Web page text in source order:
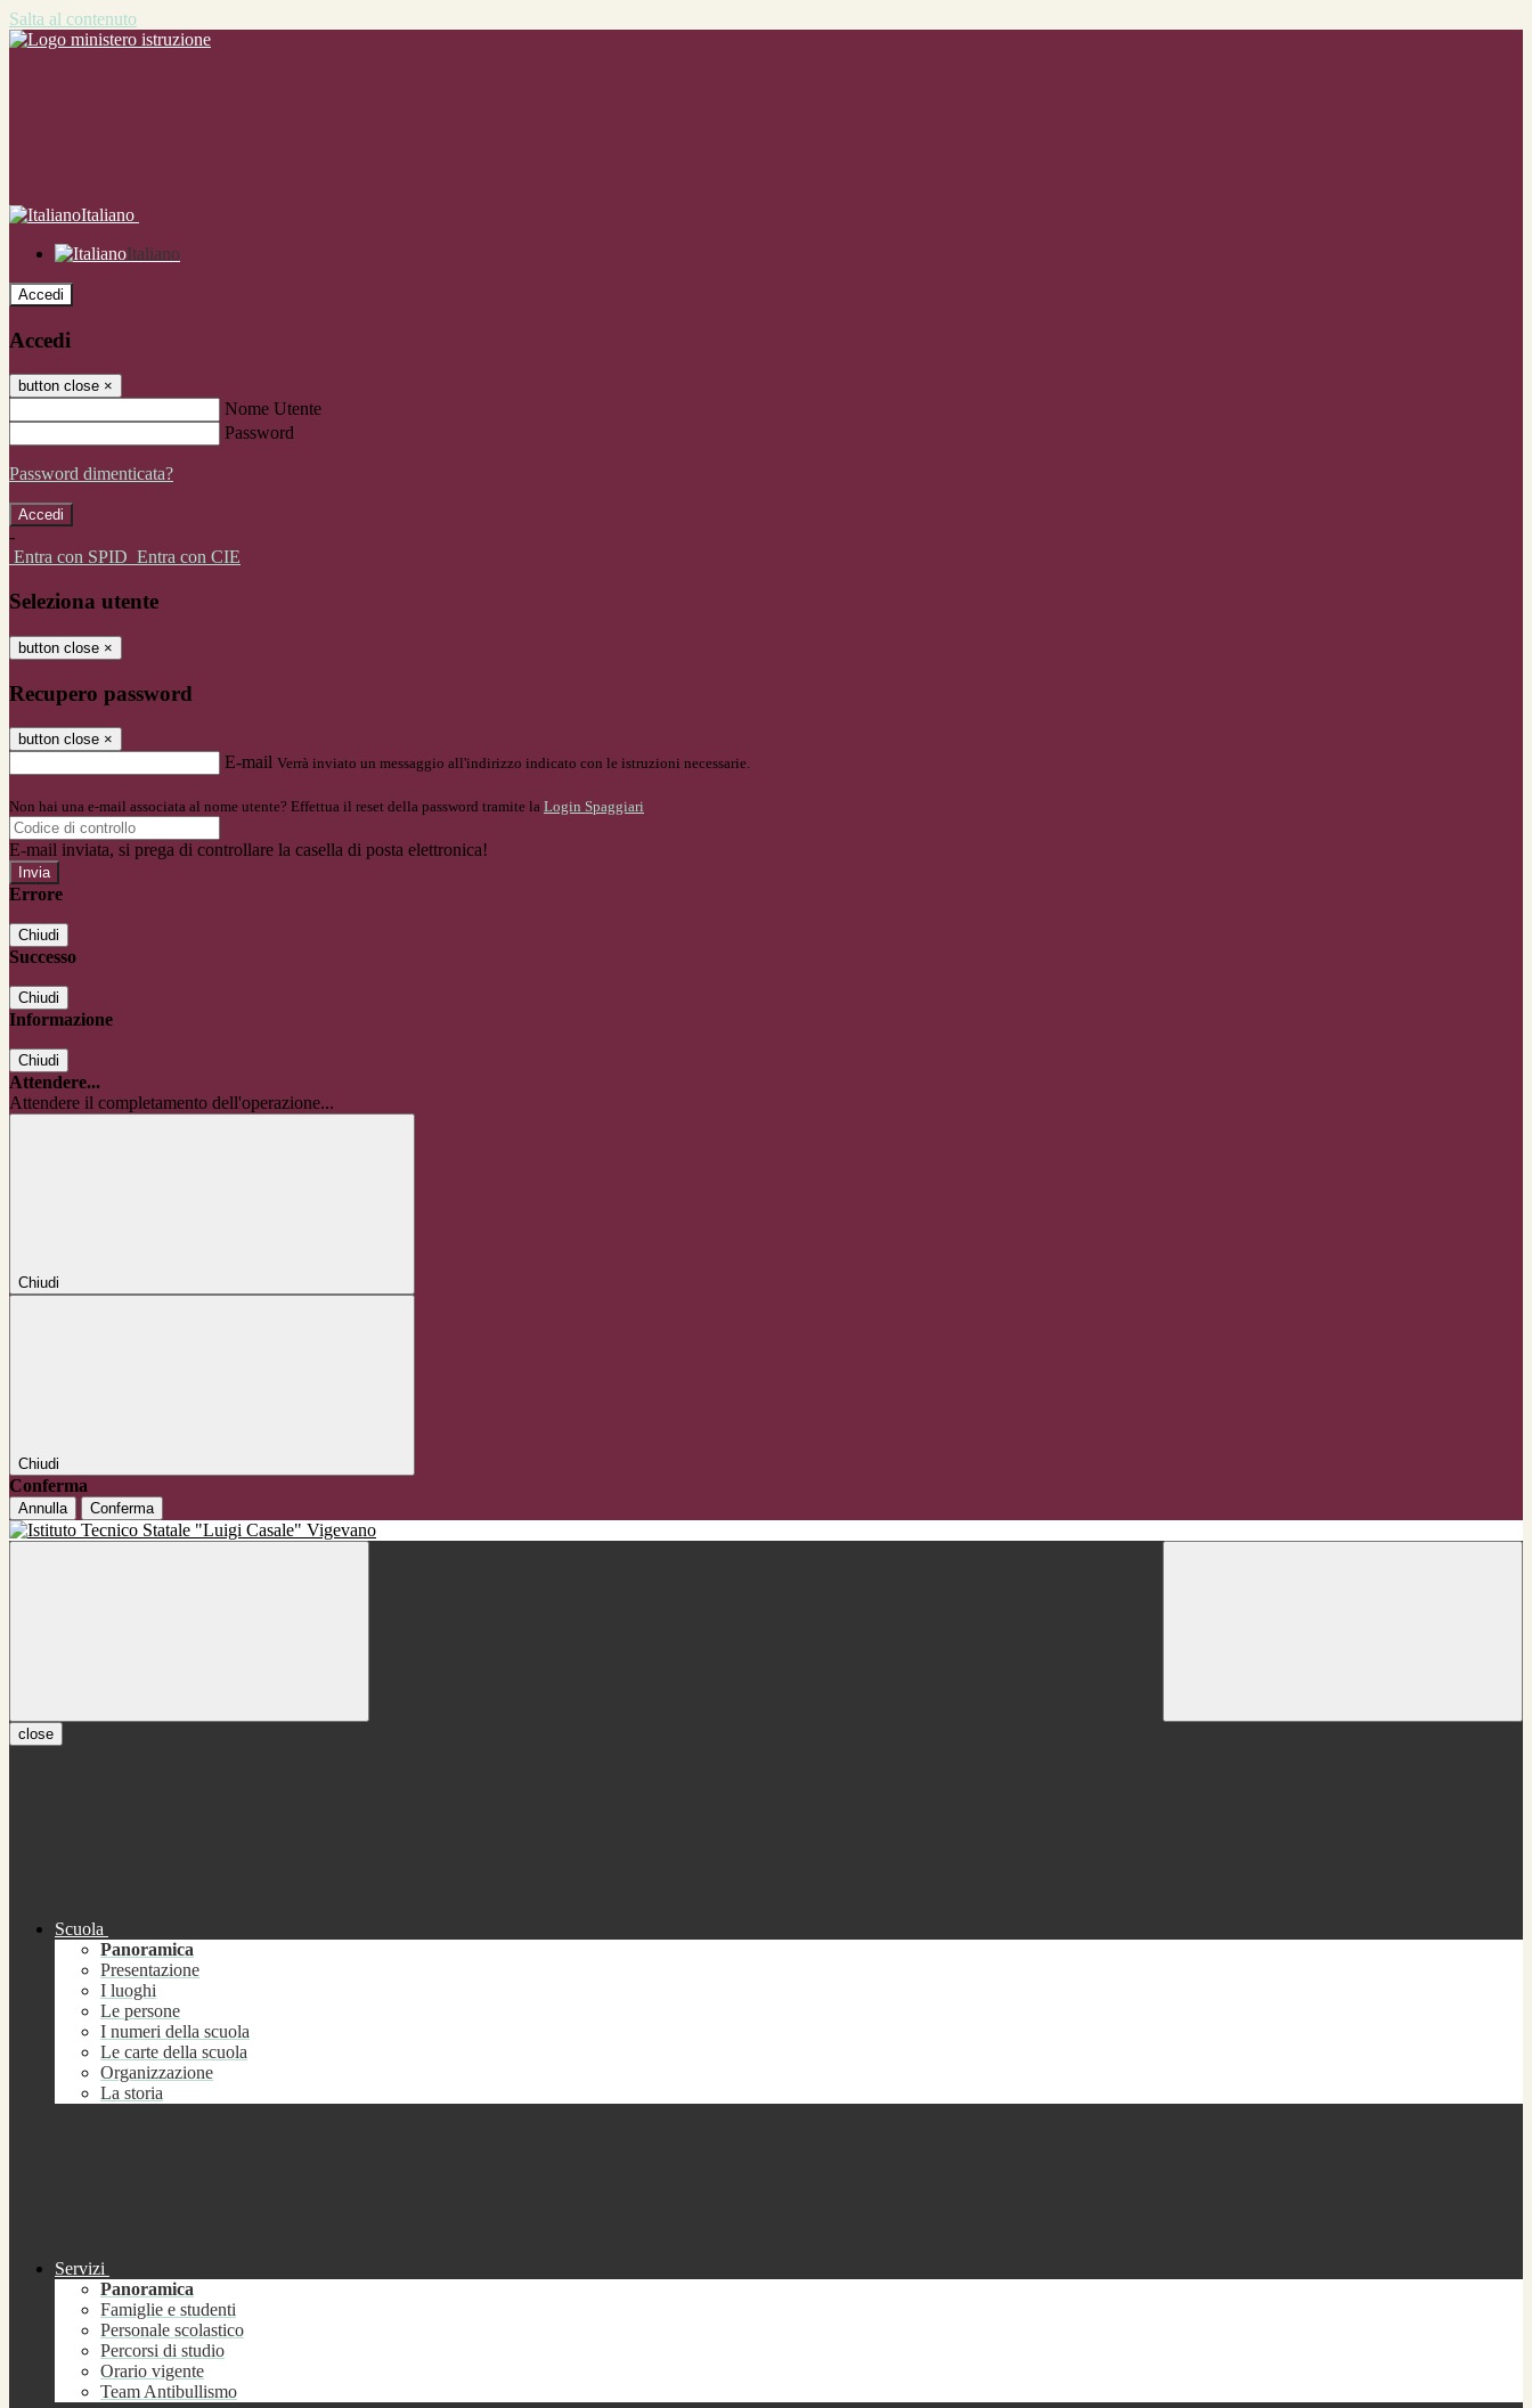
Salta al contenuto
Italiano
Italiano
Accedi
Accedi
button close ×
Nome Utente
Password
Password dimenticata?
-
Entra con SPID Entra con CIE
Seleziona utente
button close ×
Recupero password
button close ×
E-mail Verrà inviato un messaggio all'indirizzo indicato con le istruzioni necessarie.
Non hai una e-mail associata al nome utente? Effettua il reset della password tramite la Login Spaggiari
E-mail inviata, si prega di controllare la casella di posta elettronica!
Errore
Chiudi
Successo
Chiudi
Informazione
Chiudi
Attendere...
Attendere il completamento dell'operazione...
Chiudi
Chiudi
Conferma
Annulla Conferma
close
Scuola
Panoramica
Presentazione
I luoghi
Le persone
I numeri della scuola
Le carte della scuola
Organizzazione
La storia
Servizi
Panoramica
Famiglie e studenti
Personale scolastico
Percorsi di studio
Orario vigente
Team Antibullismo